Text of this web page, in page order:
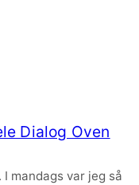
Dialog Oven
mandags var jeg så